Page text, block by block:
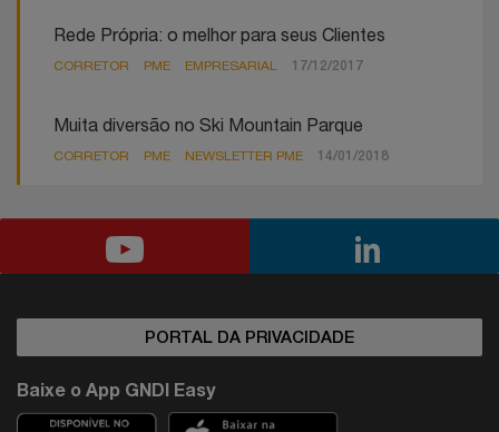
Rede Própria: o melhor para seus Clientes
CORRETOR PME EMPRESARIAL 17/12/2017
Muita diversão no Ski Mountain Parque
CORRETOR PME NEWSLETTER PME 14/01/2018
PORTAL DA PRIVACIDADE
Baixe o App GNDI Easy